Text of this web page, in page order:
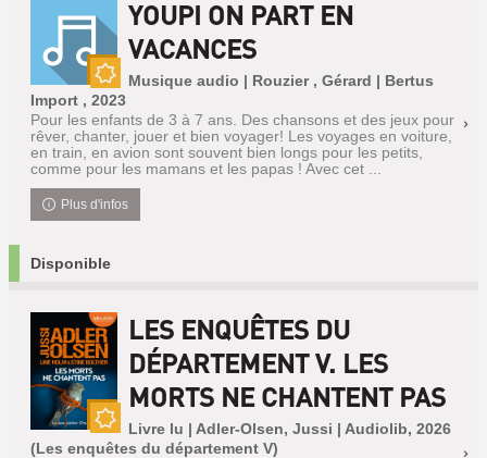
Nouveauté
YOUPI ON PART EN
VACANCES
Musique audio | Rouzier , Gérard | Bertus
Import , 2023
Pour les enfants de 3 à 7 ans. Des chansons et des jeux pour
rêver, chanter, jouer et bien voyager! Les voyages en voiture,
en train, en avion sont souvent bien longs pour les petits,
comme pour les mamans et les papas ! Avec cet ...
Plus d'infos
Disponible
Nouveauté
LES ENQUÊTES DU
DÉPARTEMENT V. LES
MORTS NE CHANTENT PAS
Livre lu | Adler-Olsen, Jussi | Audiolib, 2026
(Les enquêtes du département V)